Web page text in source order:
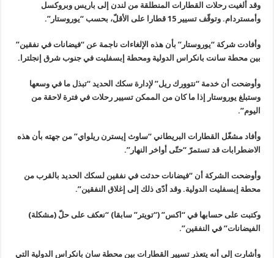
وقد ألغيت رحلات القطارات المنطلقة من لندن إلى باريس وبروكسل
وأمستردام. وتوقّف تسيير 15 قطارا على الأقلّ، بحسب “يوروستار”.
وأفادت شركة “يوروستار” بأن هذه الإلغاءات ناجمة عن “فيضانات في نفقين”
بين محطة سانت بانكراس الدولية ومحطة إبسفليت في جنوب شرق إنجلترا.
وأوضحت أن خدمة “نتوورك ريل” لإدارة سكك الحديد “تبذل ما في وسعها
وستبلغ يوروستار إذا ما كان من الممكن تسيير رحلات في فترة لاحقة من
اليوم”.
وأفاد مشغّل القطارات البريطاني “ساوث إيسترن ريلواي” من جهته بأن هذه
الاضطرابات قد تستمرّ “حتّى أواخر النهار”.
وأوضحت الشركة أن “فيضانات حدثت في نفقين لسكك الحديد بالقرب من
محطة إبسفليت الدولية. وقد أدّى ذلك إلى إغلاق النفقين”.
وكتبت على حسابها في “اكس” (“تويتر” سابقا) “نعكف على حلّ (مشكلة)
الفيضانات” في النفقين”.
وأشارت إلى أنه يتعذر تسيير القطارات بين محطة سان بانكراس الدولية التي